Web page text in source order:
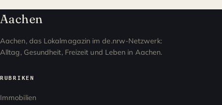
Aachen
Aachen, das Lokalmagazin im de.nrw-Netzwerk:
Alltag, Gesundheit, Freizeit und Leben in Aachen.
RUBRIKEN
Immobilien